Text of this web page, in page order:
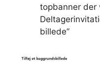
topbanner der
billede”